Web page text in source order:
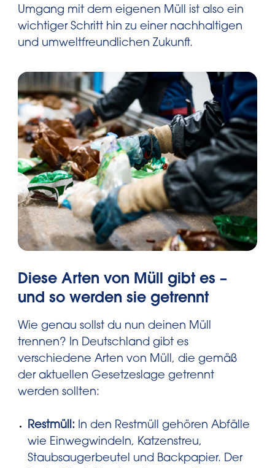
Umgang mit dem eigenen Müll ist also ein
wichtiger Schritt hin zu einer nachhaltigen
und umweltfreundlichen Zukunft.
Diese Arten von Müll gibt es –
und so werden sie getrennt
Wie genau sollst du nun deinen Müll
trennen? In Deutschland gibt es
verschiedene Arten von Müll, die gemäß
der aktuellen Gesetzeslage getrennt
werden sollten:
Restmüll: In den Restmüll gehören Abfälle
wie Einwegwindeln, Katzenstreu,
Staubsaugerbeutel und Backpapier. Der